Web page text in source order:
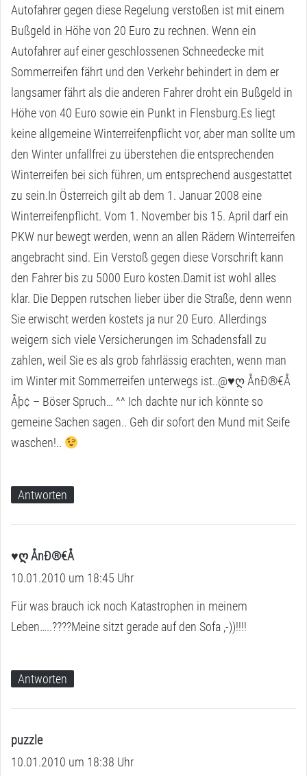
Autofahrer gegen diese Regelung verstoßen ist mit einem
Bußgeld in Höhe von 20 Euro zu rechnen. Wenn ein
Autofahrer auf einer geschlossenen Schneedecke mit
Sommerreifen fährt und den Verkehr behindert in dem er
langsamer fährt als die anderen Fahrer droht ein Bußgeld in
Höhe von 40 Euro sowie ein Punkt in Flensburg.Es liegt
keine allgemeine Winterreifenpflicht vor, aber man sollte um
den Winter unfallfrei zu überstehen die entsprechenden
Winterreifen bei sich führen, um entsprechend ausgestattet
zu sein.In Österreich gilt ab dem 1. Januar 2008 eine
Winterreifenpflicht. Vom 1. November bis 15. April darf ein
PKW nur bewegt werden, wenn an allen Rädern Winterreifen
angebracht sind. Ein Verstoß gegen diese Vorschrift kann
den Fahrer bis zu 5000 Euro kosten.Damit ist wohl alles
klar. Die Deppen rutschen lieber über die Straße, denn wenn
Sie erwischt werden kostets ja nur 20 Euro. Allerdings
weigern sich viele Versicherungen im Schadensfall zu
zahlen, weil Sie es als grob fahrlässig erachten, wenn man
im Winter mit Sommerreifen unterwegs ist..@♥ღ ÅnÐ®€Å
Åþ¢ – Böser Spruch… ^^ Ich dachte nur ich könnte so
gemeine Sachen sagen.. Geh dir sofort den Mund mit Seife
waschen!..
Antworten
♥ღ ÅnÐ®€Ås
a
g
t
10.01.2010 um 18:45 Uhr
Für was brauch ick noch Katastrophen in meinem
Leben…..????Meine sitzt gerade auf den Sofa ,-))!!!!
Antworten
puzzles
a
10.01.2010 um 18:38 Uhr